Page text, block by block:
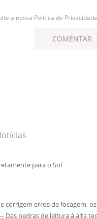
a nossa Política de Privacidade
para o Sol
corrigem erros de focagem,
Das pedras de leitura à alta